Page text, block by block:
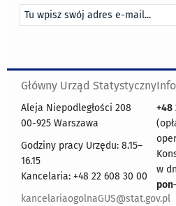
Główny Urząd Statystyczny
Aleja Niepodległości 208
00-925 Warszawa
Godziny pracy Urzędu: 8.15–
16.15
Kancelaria: +48 22 608 30 00
kancelariaogolnaGUS@stat.gov.pl
+48
w
pon